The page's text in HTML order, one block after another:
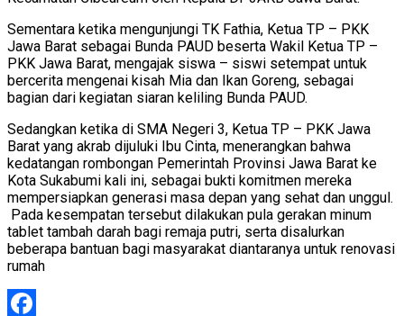
Sementara ketika mengunjungi TK Fathia, Ketua TP – PKK
Jawa Barat sebagai Bunda PAUD beserta Wakil Ketua TP –
PKK Jawa Barat, mengajak siswa – siswi setempat untuk
bercerita mengenai kisah Mia dan Ikan Goreng, sebagai
bagian dari kegiatan siaran keliling Bunda PAUD.
Sedangkan ketika di SMA Negeri 3, Ketua TP – PKK Jawa
Barat yang akrab dijuluki Ibu Cinta, menerangkan bahwa
kedatangan rombongan Pemerintah Provinsi Jawa Barat ke
Kota Sukabumi kali ini, sebagai bukti komitmen mereka
mempersiapkan generasi masa depan yang sehat dan unggul.
Pada kesempatan tersebut dilakukan pula gerakan minum
tablet tambah darah bagi remaja putri, serta disalurkan
beberapa bantuan bagi masyarakat diantaranya untuk renovasi
rumah